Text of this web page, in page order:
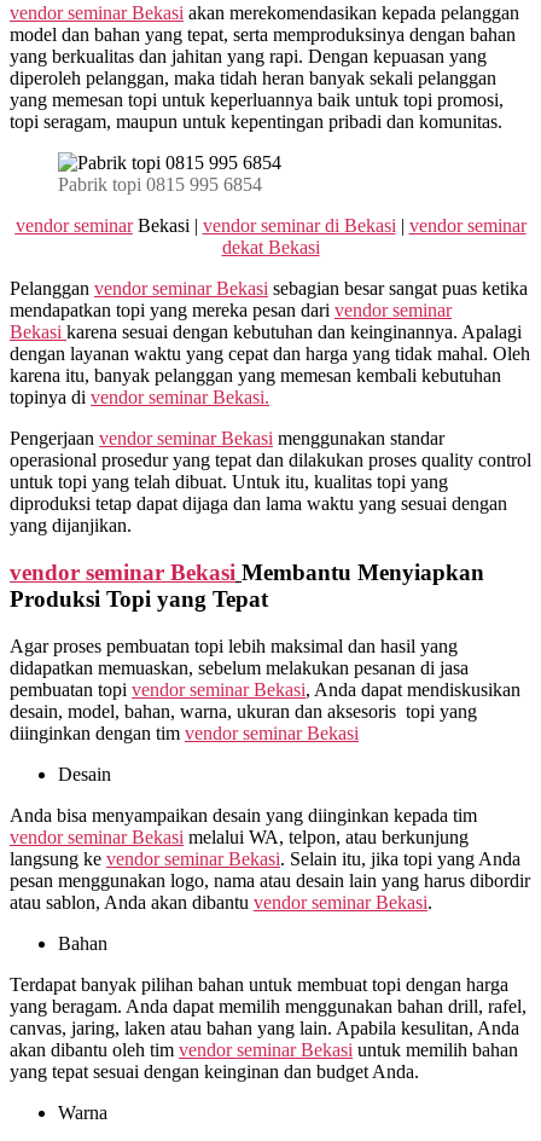
vendor seminar Bekasi akan merekomendasikan kepada pelanggan
model dan bahan yang tepat, serta memproduksinya dengan bahan
yang berkualitas dan jahitan yang rapi. Dengan kepuasan yang
diperoleh pelanggan, maka tidah heran banyak sekali pelanggan
yang memesan topi untuk keperluannya baik untuk topi promosi,
topi seragam, maupun untuk kepentingan pribadi dan komunitas.
Pabrik topi 0815 995 6854
vendor seminarBekasi | vendor seminar di Bekasi| vendor seminar
dekat Bekasi
Pelanggan vendor seminar Bekasi sebagian besar sangat puas ketika
mendapatkan topi yang mereka pesan dari vendor seminar
Bekasi karena sesuai dengan kebutuhan dan keinginannya. Apalagi
dengan layanan waktu yang cepat dan harga yang tidak mahal. Oleh
karena itu, banyak pelanggan yang memesan kembali kebutuhan
topinya di vendor seminar Bekasi.
Pengerjaan vendor seminar Bekasi menggunakan standar
operasional prosedur yang tepat dan dilakukan proses quality control
untuk topi yang telah dibuat. Untuk itu, kualitas topi yang
diproduksi tetap dapat dijaga dan lama waktu yang sesuai dengan
yang dijanjikan.
vendor seminar Bekasi Membantu Menyiapkan
Produksi Topi yang Tepat
Agar proses pembuatan topi lebih maksimal dan hasil yang
didapatkan memuaskan, sebelum melakukan pesanan di jasa
pembuatan topi vendor seminar Bekasi, Anda dapat mendiskusikan
desain, model, bahan, warna, ukuran dan aksesoris topi yang
diinginkan dengan tim vendor seminar Bekasi
Desain
Anda bisa menyampaikan desain yang diinginkan kepada tim
vendor seminar Bekasi melalui WA, telpon, atau berkunjung
langsung ke vendor seminar Bekasi. Selain itu, jika topi yang Anda
pesan menggunakan logo, nama atau desain lain yang harus dibordir
atau sablon, Anda akan dibantu vendor seminar Bekasi.
Bahan
Terdapat banyak pilihan bahan untuk membuat topi dengan harga
yang beragam. Anda dapat memilih menggunakan bahan drill, rafel,
canvas, jaring, laken atau bahan yang lain. Apabila kesulitan, Anda
akan dibantu oleh tim vendor seminar Bekasi untuk memilih bahan
yang tepat sesuai dengan keinginan dan budget Anda.
Warna